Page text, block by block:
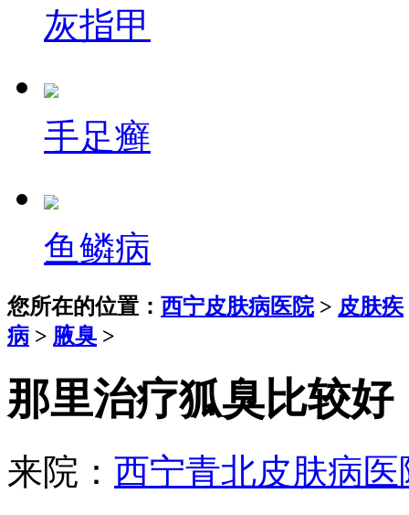
灰指甲
手足癣
鱼鳞病
您所在的位置： 西宁皮肤病医院> 皮肤疾
病 > 腋臭 >
那里治疗狐臭比较好
来院： 西宁青北皮肤病医